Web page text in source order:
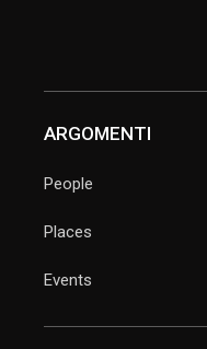
ARGOMENTI
People
Places
Events